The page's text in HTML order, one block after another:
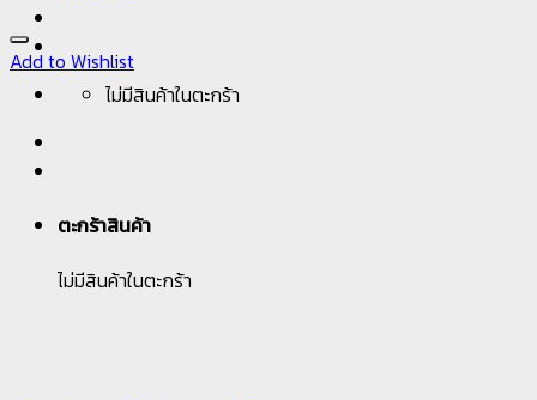
ไม่มีสินค้าในตะกร้า
ตะกร้าสินค้า
ไม่มีสินค้าในตะกร้า
Add to Wishlist